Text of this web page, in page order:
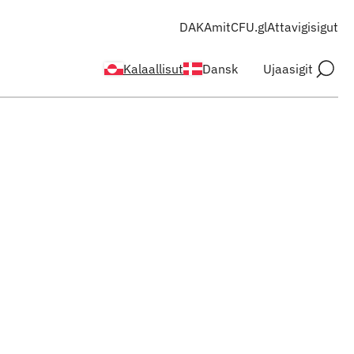
Kalaallisut Dansk Ujaasigit
DAKAmitCFU.glAttavigisigut